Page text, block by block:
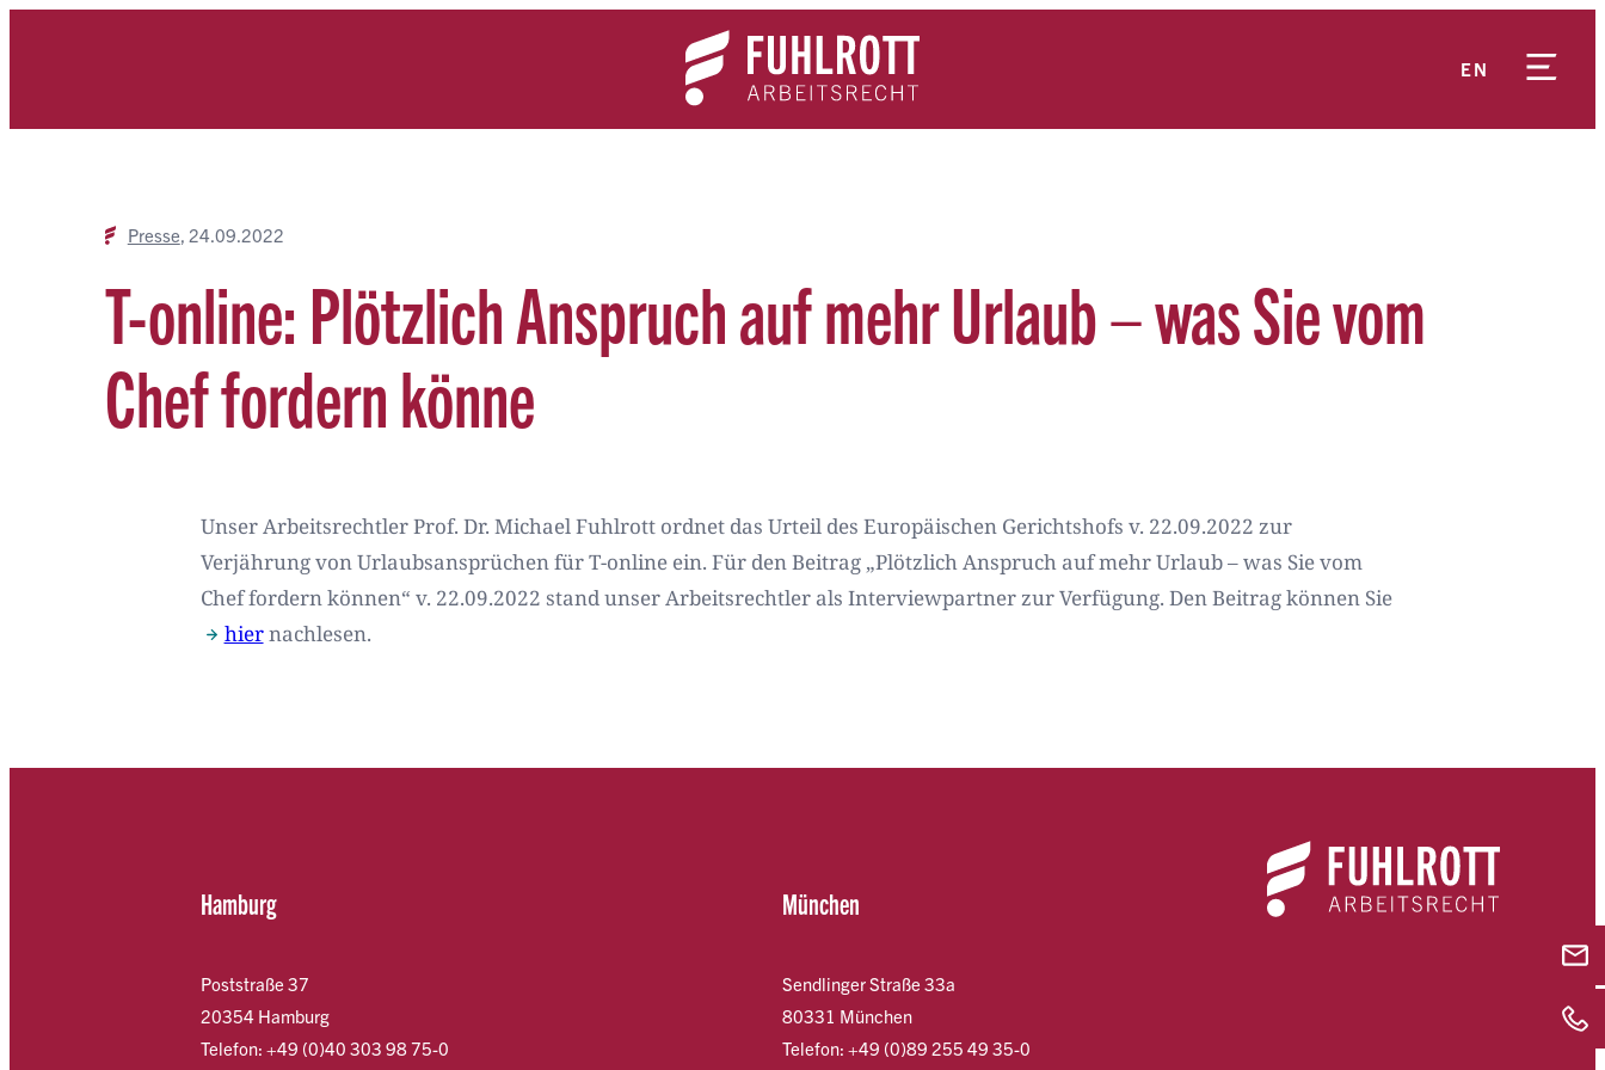
EN
Expertise News
Presse 24.09.2022
T-online: Plötzlich Anspruch auf mehr Urlaub – was Sie vom
Chef fordern könne
Unser Arbeitsrechtler Prof. Dr. Michael Fuhlrott ordnet das Urteil des Europäischen Gerichtshofs v. 22.09.2022 zur
Verjährung von Urlaubsansprüchen für T-online ein. Für den Beitrag „Plötzlich Anspruch auf mehr Urlaub – was Sie vom
Chef fordern können“ v. 22.09.2022 stand unser Arbeitsrechtler als Interviewpartner zur Verfügung. Den Beitrag können Sie
hiernachlesen.
Hamburg
Poststraße 37
20354 Hamburg
Telefon: +49 (0)40 303 98 75-0
München
Sendlinger Straße 33a
80331 München
Telefon: +49 (0)89 255 49 35-0